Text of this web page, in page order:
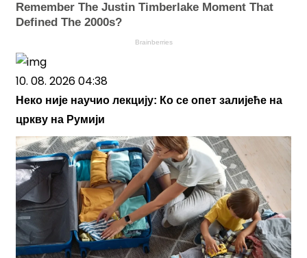
Remember The Justin Timberlake Moment That
Defined The 2000s?
Brainberries
10. 08. 2026 04:38
Неко није научио лекцију: Ко се опет залијеће на
цркву на Румији